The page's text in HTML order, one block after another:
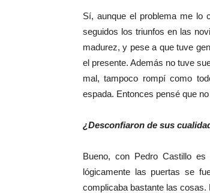
Sí, aunque el problema me lo
seguidos los triunfos en las
madurez, y pese a que tuve
el presente. Además no tuve
mal, tampoco rompí como
espada. Entonces pensé que
¿Desconfiaron de sus
Bueno, con Pedro Castillo
lógicamente las puertas se
complicaba bastante las